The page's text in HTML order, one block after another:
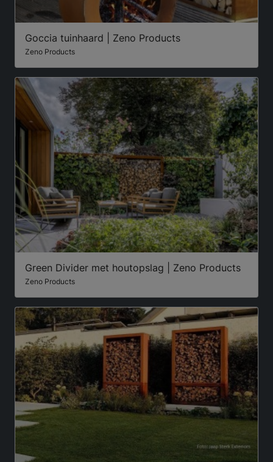
Goccia tuinhaard | Zeno Products
Zeno Products
Green Divider met houtopslag | Zeno Products
Zeno Products